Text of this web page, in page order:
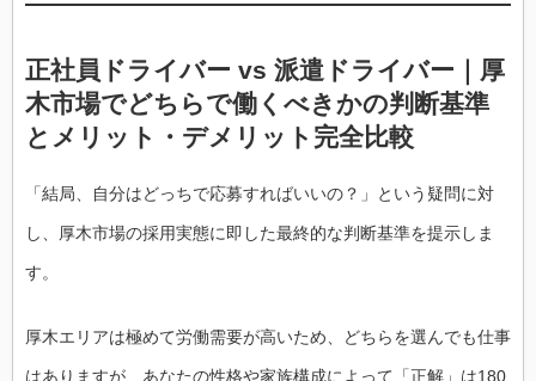
正社員ドライバー vs 派遣ドライバー｜厚
木市場でどちらで働くべきかの判断基準
とメリット・デメリット完全比較
「結局、自分はどっちで応募すればいいの？」という疑問に対
し、厚木市場の採用実態に即した最終的な判断基準を提示しま
す。
厚木エリアは極めて労働需要が高いため、どちらを選んでも仕事
はありますが、あなたの性格や家族構成によって「正解」は180